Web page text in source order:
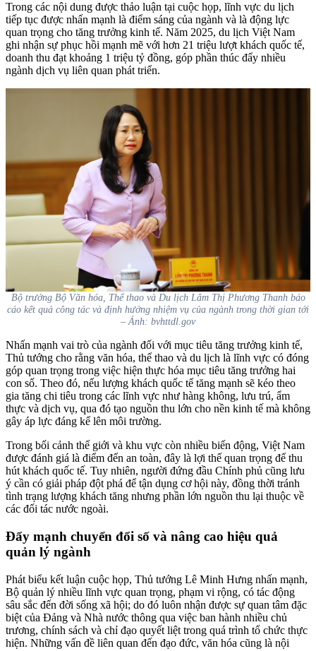
Trong các nội dung được thảo luận tại cuộc họp, lĩnh vực du lịch
tiếp tục được nhấn mạnh là điểm sáng của ngành và là động lực
quan trọng cho tăng trưởng kinh tế. Năm 2025, du lịch Việt Nam
ghi nhận sự phục hồi mạnh mẽ với hơn 21 triệu lượt khách quốc tế,
doanh thu đạt khoảng 1 triệu tỷ đồng, góp phần thúc đẩy nhiều
ngành dịch vụ liên quan phát triển.
Bộ trưởng Bộ Văn hóa, Thể thao và Du lịch Lâm Thị Phương Thanh báo
cáo kết quả công tác và định hướng nhiệm vụ của ngành trong thời gian tới
– Ảnh: bvhttdl.gov
Nhấn mạnh vai trò của ngành đối với mục tiêu tăng trưởng kinh tế,
Thủ tướng cho rằng văn hóa, thể thao và du lịch là lĩnh vực có đóng
góp quan trọng trong việc hiện thực hóa mục tiêu tăng trưởng hai
con số. Theo đó, nếu lượng khách quốc tế tăng mạnh sẽ kéo theo
gia tăng chi tiêu trong các lĩnh vực như hàng không, lưu trú, ẩm
thực và dịch vụ, qua đó tạo nguồn thu lớn cho nền kinh tế mà không
gây áp lực đáng kể lên môi trường.
Trong bối cảnh thế giới và khu vực còn nhiều biến động, Việt Nam
được đánh giá là điểm đến an toàn, đây là lợi thế quan trọng để thu
hút khách quốc tế. Tuy nhiên, người đứng đầu Chính phủ cũng lưu
ý cần có giải pháp đột phá để tận dụng cơ hội này, đồng thời tránh
tình trạng lượng khách tăng nhưng phần lớn nguồn thu lại thuộc về
các đối tác nước ngoài.
Đẩy mạnh chuyển đổi số và nâng cao hiệu quả
quản lý ngành
Phát biểu kết luận cuộc họp, Thủ tướng Lê Minh Hưng nhấn mạnh,
Bộ quản lý nhiều lĩnh vực quan trọng, phạm vi rộng, có tác động
sâu sắc đến đời sống xã hội; do đó luôn nhận được sự quan tâm đặc
biệt của Đảng và Nhà nước thông qua việc ban hành nhiều chủ
trương, chính sách và chỉ đạo quyết liệt trong quá trình tổ chức thực
hiện. Những vấn đề liên quan đến đạo đức, văn hóa cũng là nội